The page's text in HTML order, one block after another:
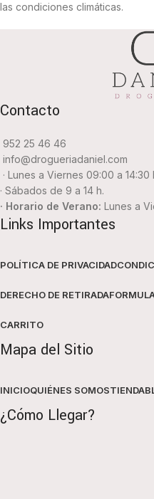
las condiciones climáticas.
Contacto
952 25 46 46
info@drogueriadaniel.com
· Lunes a Viernes 09:00 a
· Sábados de 9 a 14 h.
· Horario de Verano: Lunes a
Links Importantes
POLÍTICA DE PRIVACIDAD
DERECHO DE RETIRADA
CARRITO
Mapa del Sitio
INICIOQUIÉNES SOMOSTIENDA
¿Cómo Llegar?